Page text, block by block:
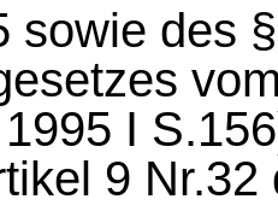
sowie des
I
9